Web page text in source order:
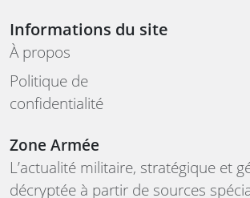
Informations du site
À propos
Politique de
confidentialité
Zone Armée
L’actualité militaire, stratégique et
décryptée à partir de sources